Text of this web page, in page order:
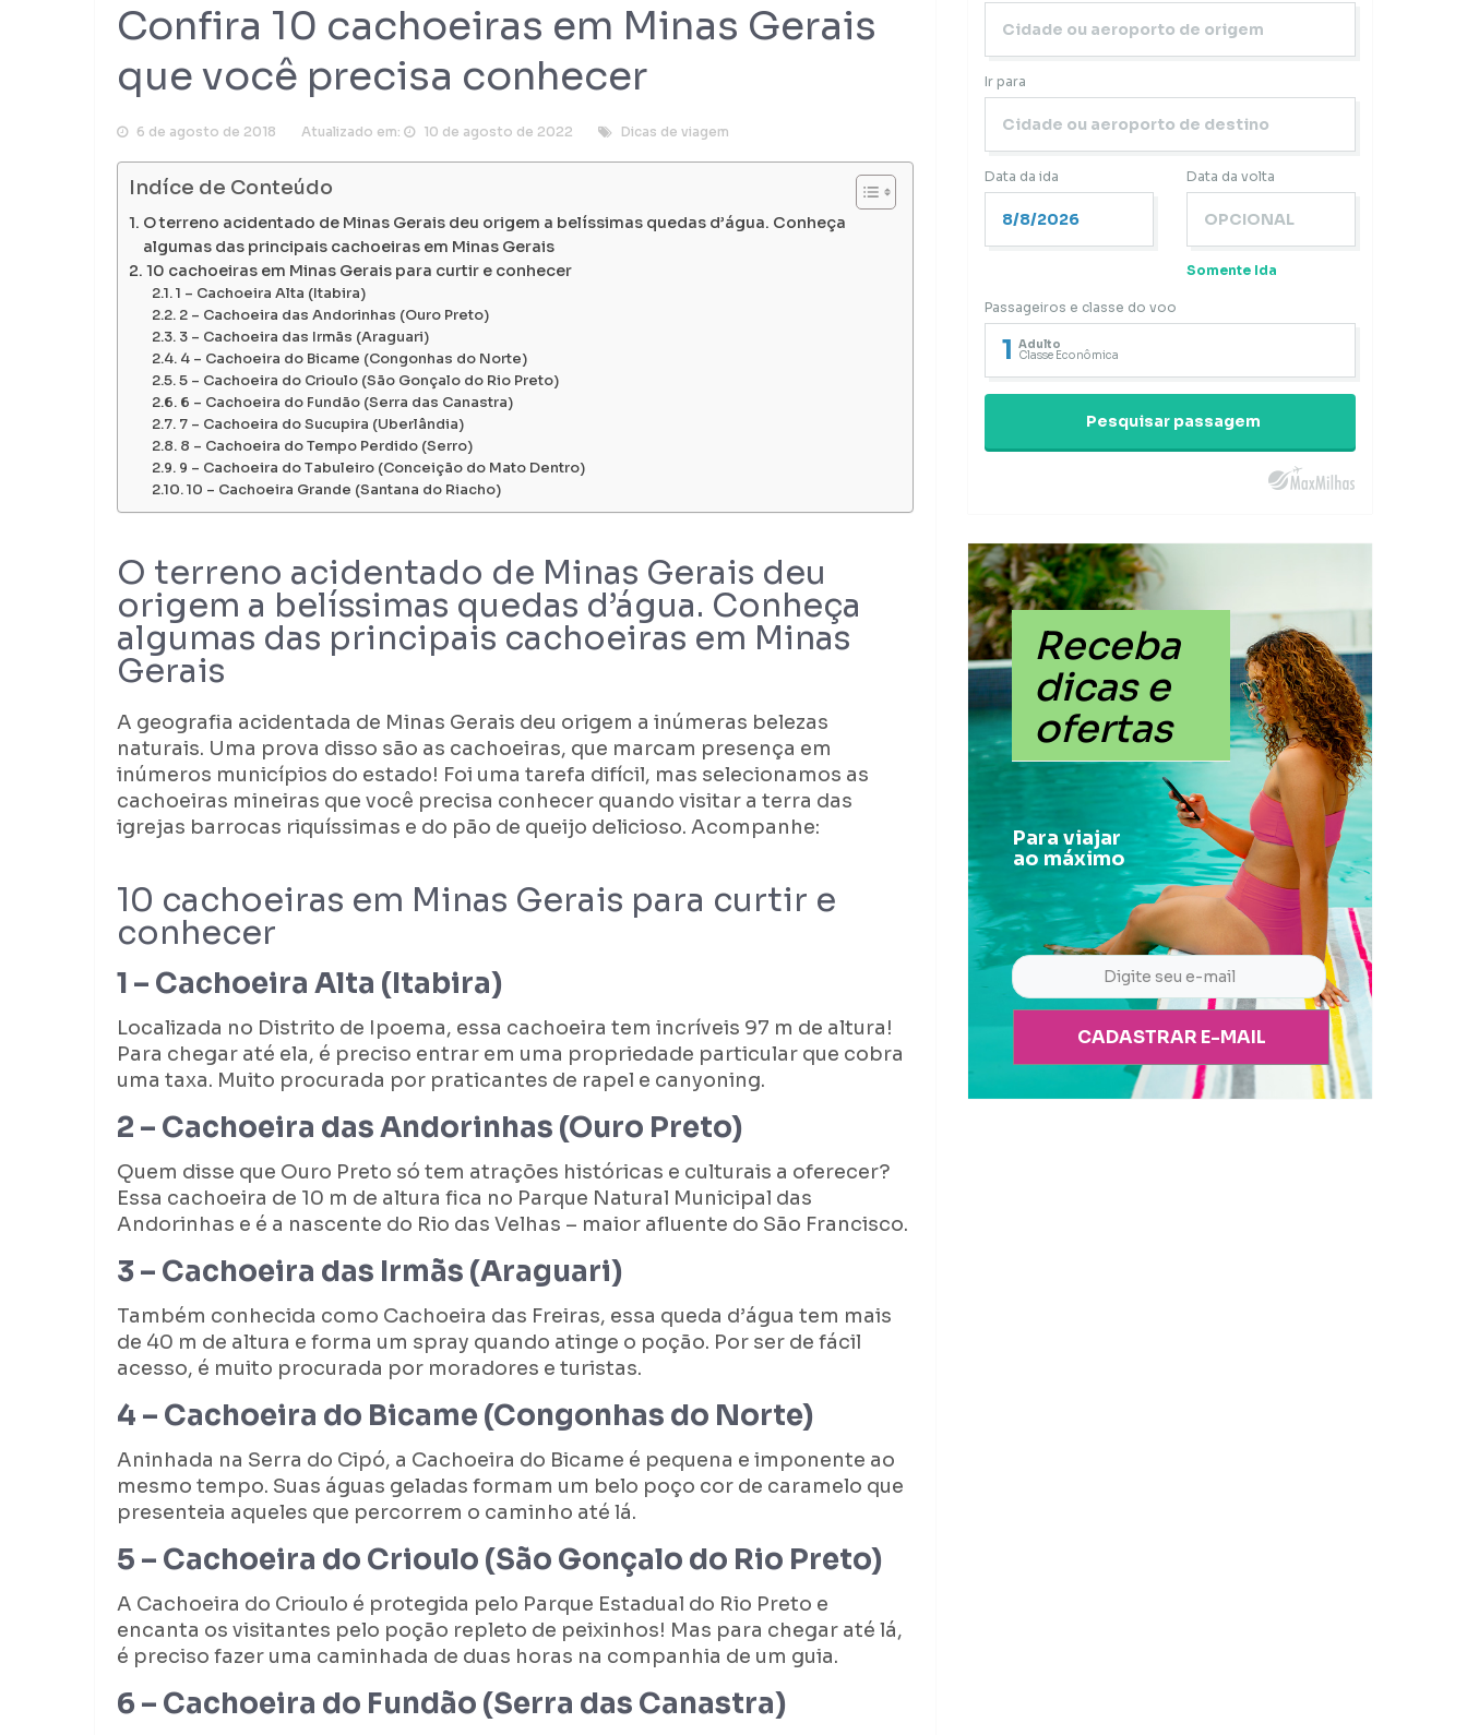
Confira 10 cachoeiras em Minas Gerais
que você precisa conhecer
6 de agosto de 2018 Atualizado em: 10 de agosto de 2022 Dicas de viagem
Indíce de Conteúdo
O terreno acidentado de Minas Gerais deu origem a belíssimas quedas d’água. Conheça
algumas das principais cachoeiras em Minas Gerais
10 cachoeiras em Minas Gerais para curtir e conhecer
1 – Cachoeira Alta (Itabira)
2 – Cachoeira das Andorinhas (Ouro Preto)
3 – Cachoeira das Irmãs (Araguari)
4 – Cachoeira do Bicame (Congonhas do Norte)
5 – Cachoeira do Crioulo (São Gonçalo do Rio Preto)
6 – Cachoeira do Fundão (Serra das Canastra)
7 – Cachoeira do Sucupira (Uberlândia)
8 – Cachoeira do Tempo Perdido (Serro)
9 – Cachoeira do Tabuleiro (Conceição do Mato Dentro)
10 – Cachoeira Grande (Santana do Riacho)
O terreno acidentado de Minas Gerais deu
origem a belíssimas quedas d’água. Conheça
algumas das principais cachoeiras em Minas
Gerais
A geografia acidentada de Minas Gerais deu origem a inúmeras belezas
naturais. Uma prova disso são as cachoeiras, que marcam presença em
inúmeros municípios do estado! Foi uma tarefa difícil, mas selecionamos as
cachoeiras mineiras que você precisa conhecer quando visitar a terra das
igrejas barrocas riquíssimas e do pão de queijo delicioso. Acompanhe:
10 cachoeiras em Minas Gerais para curtir e
conhecer
1 – Cachoeira Alta (Itabira)
Localizada no Distrito de Ipoema, essa cachoeira tem incríveis 97 m de altura!
Para chegar até ela, é preciso entrar em uma propriedade particular que cobra
uma taxa. Muito procurada por praticantes de rapel e canyoning.
2 – Cachoeira das Andorinhas (Ouro Preto)
Quem disse que Ouro Preto só tem atrações históricas e culturais a oferecer?
Essa cachoeira de 10 m de altura fica no Parque Natural Municipal das
Andorinhas e é a nascente do Rio das Velhas – maior afluente do São Francisco.
3 – Cachoeira das Irmãs (Araguari)
Também conhecida como Cachoeira das Freiras, essa queda d’água tem mais
de 40 m de altura e forma um spray quando atinge o poção. Por ser de fácil
acesso, é muito procurada por moradores e turistas.
4 – Cachoeira do Bicame (Congonhas do Norte)
Aninhada na Serra do Cipó, a Cachoeira do Bicame é pequena e imponente ao
mesmo tempo. Suas águas geladas formam um belo poço cor de caramelo que
presenteia aqueles que percorrem o caminho até lá.
5 – Cachoeira do Crioulo (São Gonçalo do Rio Preto)
A Cachoeira do Crioulo é protegida pelo Parque Estadual do Rio Preto e
encanta os visitantes pelo poção repleto de peixinhos! Mas para chegar até lá,
é preciso fazer uma caminhada de duas horas na companhia de um guia.
6 – Cachoeira do Fundão (Serra das Canastra)
Ir para
Data da ida Data da volta
Somente Ida
Passageiros e classe do voo
1 Adulto
Classe Econômica
Pesquisar passagem
Receba
dicas e
ofertas
Para viajar
ao máximo
CADASTRAR E-MAIL